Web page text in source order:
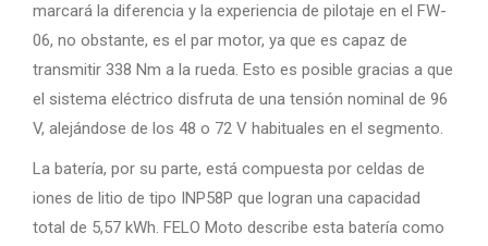
marcará la diferencia y la experiencia de pilotaje en el FW-
06, no obstante, es el par motor, ya que es capaz de
transmitir 338 Nm a la rueda. Esto es posible gracias a que
el sistema eléctrico disfruta de una tensión nominal de 96
V, alejándose de los 48 o 72 V habituales en el segmento.
La batería, por su parte, está compuesta por celdas de
iones de litio de tipo INP58P que logran una capacidad
total de 5,57 kWh. FELO Moto describe esta batería como